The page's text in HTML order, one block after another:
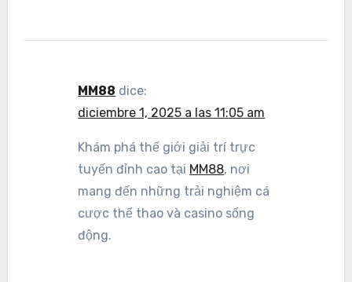
MM88 dice:
diciembre 1, 2025 a las 11:05 am
Khám phá thế giới giải trí trực
tuyến đỉnh cao tại MM88, nơi
mang đến những trải nghiệm cá
cược thể thao và casino sống
động.